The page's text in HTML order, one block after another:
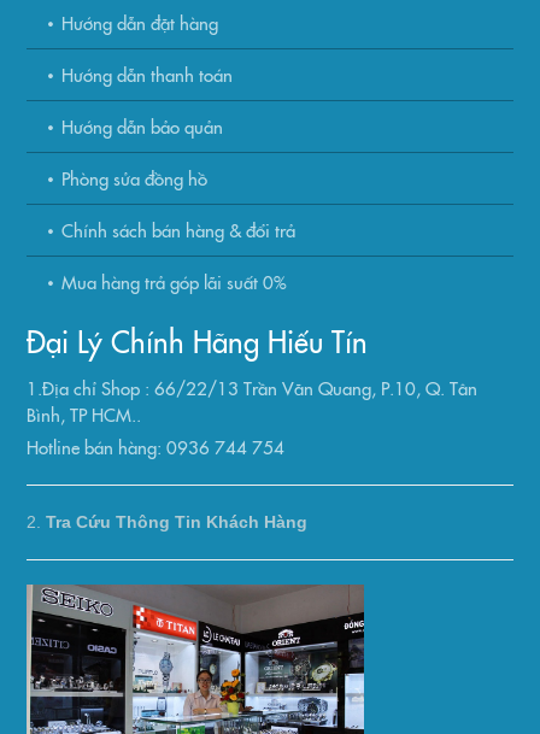
Hướng dẫn đặt hàng
Hướng dẫn thanh toán
Hướng dẫn bảo quản
Phòng sửa đồng hồ
Chính sách bán hàng & đổi trả
Mua hàng trả góp lãi suất 0%
Đại Lý Chính Hãng Hiếu Tín
1.Địa chỉ Shop : 66/22/13 Trần Văn Quang, P.10, Q. Tân
Bình, TP HCM..
Hotline bán hàng: 0936 744 754
2.Tra Cứu Thông Tin Khách Hàng